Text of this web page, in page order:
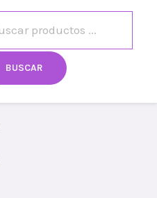
BUSCAR